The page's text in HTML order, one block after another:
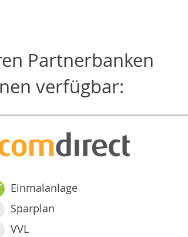
Partnerbanken
verfügbar:
Einmalanlage
Sparplan
VVL